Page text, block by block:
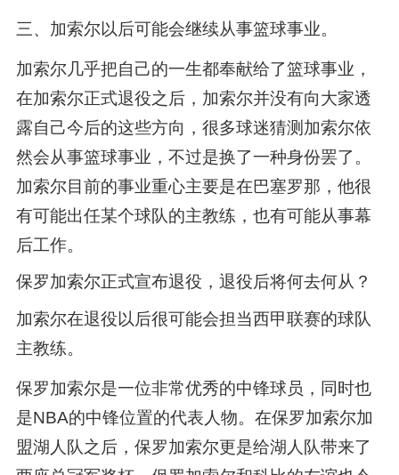
三、加索尔以后可能会继续从事篮球事业。
加索尔几乎把自己的一生都奉献给了篮球事业，
在加索尔正式退役之后，加索尔并没有向大家透
露自己今后的这些方向，很多球迷猜测加索尔依
然会从事篮球事业，不过是换了一种身份罢了。
加索尔目前的事业重心主要是在巴塞罗那，他很
有可能出任某个球队的主教练，也有可能从事幕
后工作。
保罗加索尔正式宣布退役，退役后将何去何从？
加索尔在退役以后很可能会担当西甲联赛的球队
主教练。
保罗加索尔是一位非常优秀的中锋球员，同时也
是NBA的中锋位置的代表人物。在保罗加索尔加
盟湖人队之后，保罗加索尔更是给湖人队带来了